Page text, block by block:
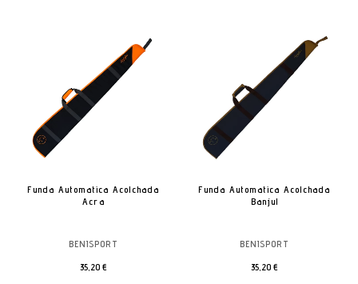
Funda Automatica Acolchada
Acra
BENISPORT
35,20 €
Funda Automatica Acolchada
Banjul
BENISPORT
35,20 €